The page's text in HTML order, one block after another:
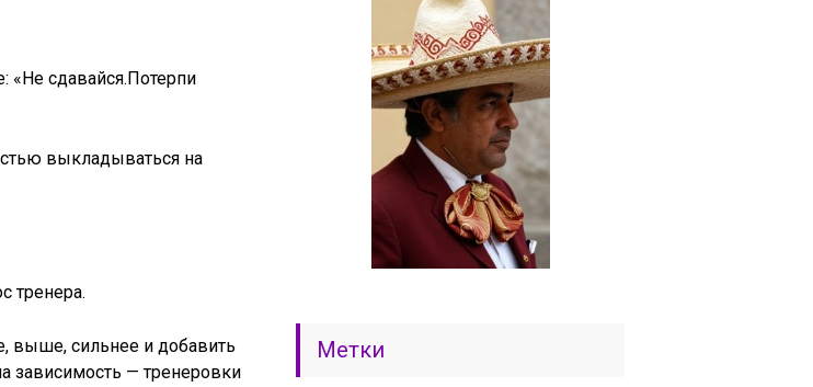
«Не сдавайся.Потерпи
выкладываться на
тренера.
выше, сильнее и добавить
зависимость — тренеровки
Метки